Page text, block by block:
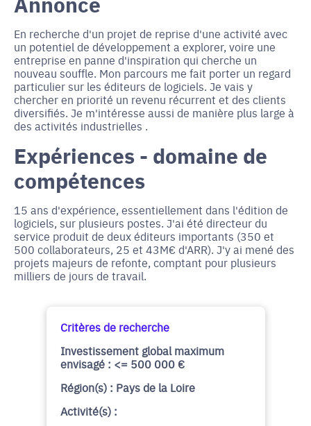
En recherche d'un projet de reprise d'une activité avec
un potentiel de développement a explorer, voire une
entreprise en panne d'inspiration qui cherche un
nouveau souffle. Mon parcours me fait porter un regard
particulier sur les éditeurs de logiciels. Je vais y
chercher en priorité un revenu récurrent et des clients
diversifiés. Je m'intéresse aussi de manière plus large à
des activités industrielles .
Expériences - domaine de
compétences
15 ans d'expérience, essentiellement dans l'édition de
logiciels, sur plusieurs postes. J'ai été directeur du
service produit de deux éditeurs importants (350 et
500 collaborateurs, 25 et 43M€ d'ARR). J'y ai mené des
projets majeurs de refonte, comptant pour plusieurs
milliers de jours de travail.
Critères de recherche
Investissement global maximum
envisagé : <= 500 000 €
Région(s) : Pays de la Loire
Activité(s) :